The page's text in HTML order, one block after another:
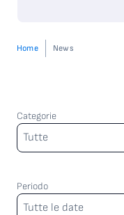
Home News
Categorie
Categorie
Tutte
Periodo
Periodo
Tutte le date